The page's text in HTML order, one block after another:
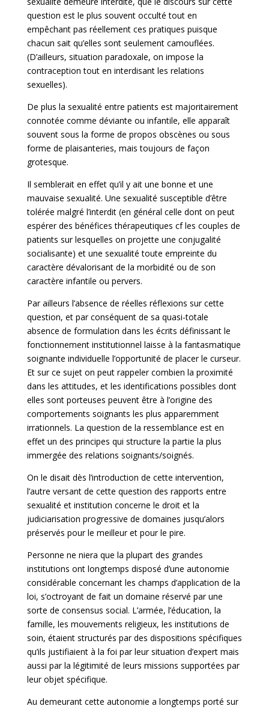
question est le plus souvent occulté tout en
empêchant pas réellement ces pratiques puisque
chacun sait qu’elles sont seulement camouflées.
(D’ailleurs, situation paradoxale, on impose la
contraception tout en interdisant les relations
sexuelles).
De plus la sexualité entre patients est majoritairement
connotée comme déviante ou infantile, elle apparaît
souvent sous la forme de propos obscènes ou sous
forme de plaisanteries, mais toujours de façon
grotesque.
Il semblerait en effet qu’il y ait une bonne et une
mauvaise sexualité. Une sexualité susceptible d’être
tolérée malgré l’interdit (en général celle dont on peut
espérer des bénéfices thérapeutiques cf les couples de
patients sur lesquelles on projette une conjugalité
socialisante) et une sexualité toute empreinte du
caractère dévalorisant de la morbidité ou de son
caractère infantile ou pervers.
Par ailleurs l’absence de réelles réflexions sur cette
question, et par conséquent de sa quasi-totale
absence de formulation dans les écrits définissant le
fonctionnement institutionnel laisse à la fantasmatique
soignante individuelle l’opportunité de placer le curseur.
Et sur ce sujet on peut rappeler combien la proximité
dans les attitudes, et les identifications possibles dont
elles sont porteuses peuvent être à l’origine des
comportements soignants les plus apparemment
irrationnels. La question de la ressemblance est en
effet un des principes qui structure la partie la plus
immergée des relations soignants/soignés.
On le disait dès l’introduction de cette intervention,
l’autre versant de cette question des rapports entre
sexualité et institution concerne le droit et la
judiciarisation progressive de domaines jusqu’alors
préservés pour le meilleur et pour le pire.
Personne ne niera que la plupart des grandes
institutions ont longtemps disposé d’une autonomie
considérable concernant les champs d’application de la
loi, s’octroyant de fait un domaine réservé par une
sorte de consensus social. L’armée, l’éducation, la
famille, les mouvements religieux, les institutions de
soin, étaient structurés par des dispositions spécifiques
qu’ils justifiaient à la foi par leur situation d’expert mais
aussi par la légitimité de leurs missions supportées par
leur objet spécifique.
Au demeurant cette autonomie a longtemps porté sur